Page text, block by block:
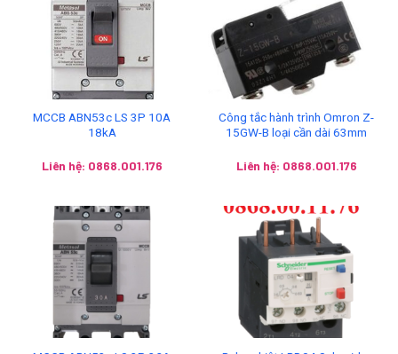
MCCB ABN53c LS 3P 10A
18kA
Liên hệ: 0868.001.176
Công tắc hành trình Omron Z-
15GW-B loại cần dài 63mm
Liên hệ: 0868.001.176